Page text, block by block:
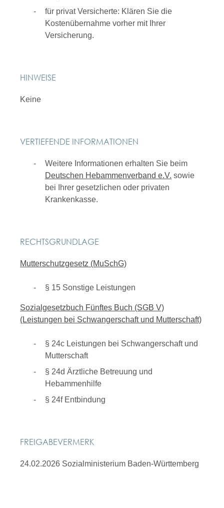
für privat Versicherte: Klären Sie die
Kostenübernahme vorher mit Ihrer
Versicherung.
HINWEISE
Keine
VERTIEFENDE INFORMATIONEN
Weitere Informationen erhalten Sie beim
Deutschen Hebammenverband e.V. sowie
bei Ihrer gesetzlichen oder privaten
Krankenkasse.
RECHTSGRUNDLAGE
Mutterschutzgesetz (MuSchG)
§ 15 Sonstige Leistungen
Sozialgesetzbuch Fünftes Buch (SGB V)
(Leistungen bei Schwangerschaft und Mutterschaft)
§ 24c Leistungen bei Schwangerschaft und
Mutterschaft
§ 24d Ärztliche Betreuung und
Hebammenhilfe
§ 24f Entbindung
FREIGABEVERMERK
24.02.2026 Sozialministerium Baden-Württemberg